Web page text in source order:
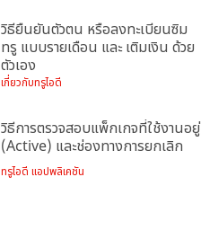
วิธียืนยันตัวตน หรือลงทะเบียนซิม
ทรู แบบรายเดือน และ เติมเงิน ด้วย
ตัวเอง
เกี่ยวกับทรูไอดี
วิธีการตรวจสอบแพ็กเกจที่ใช้งานอยู่
(Active) และช่องทางการยกเลิก
ทรูไอดี แอปพลิเคชัน